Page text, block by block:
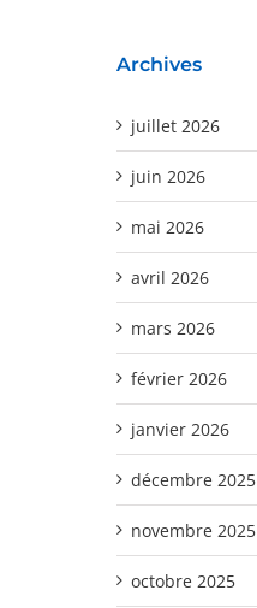
Archives
juillet 2026
juin 2026
mai 2026
avril 2026
mars 2026
février 2026
janvier 2026
décembre 2025
novembre 2025
octobre 2025